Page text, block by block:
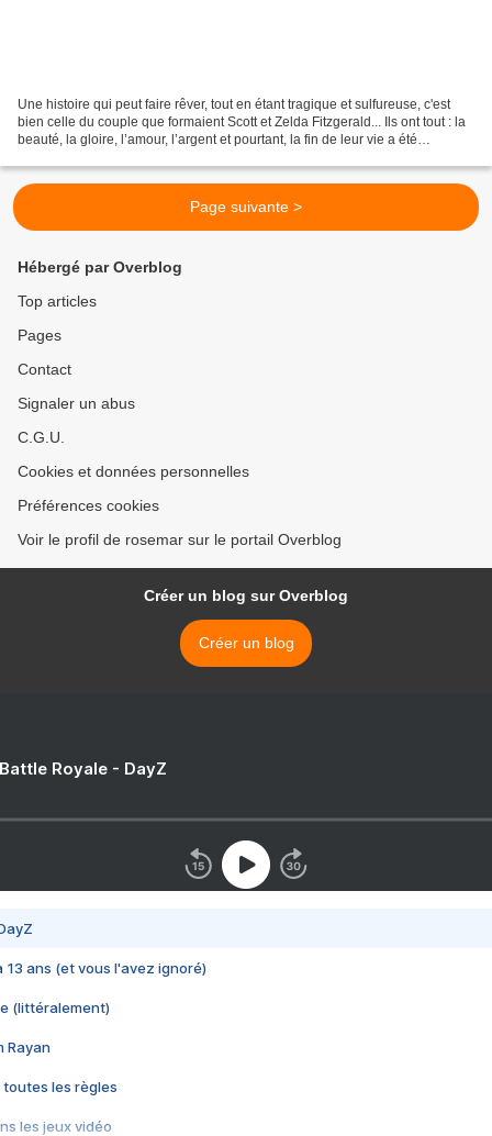
Une histoire qui peut faire rêver, tout en étant tragique et sulfureuse, c'est
bien celle du couple que formaient Scott et Zelda Fitzgerald... Ils ont tout : la
beauté, la gloire, l’amour, l’argent et pourtant, la fin de leur vie a été
Page suivante >
Hébergé par Overblog
Top articles
Pages
Contact
Signaler un abus
C.G.U.
Cookies et données personnelles
Préférences cookies
Voir le profil de rosemar sur le portail Overblog
Créer un blog sur Overblog
Créer un blog
Royale - DayZ
13 ans (et vous l'avez ignoré)
(littéralement)
Rayan
toutes les règles
les jeux vidéo